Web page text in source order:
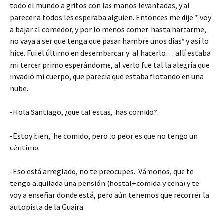
todo el mundo a gritos con las manos levantadas, y al
parecer a todos les esperaba alguien. Entonces me dije * voy
a bajar al comedor, y por lo menos comer hasta hartarme,
no vaya a ser que tenga que pasar hambre unos días* y así lo
hice. Fui el último en desembarcar y al hacerlo… allí estaba
mi tercer primo esperándome, al verlo fue tal la alegría que
invadió mi cuerpo, que parecía que estaba flotando en una
nube.
-Hola Santiago, ¿que tal estas, has comido?.
-Estoy bien, he comido, pero lo peor es que no tengo un
céntimo.
-Eso está arreglado, no te preocupes. Vámonos, que te
tengo alquilada una pensión (hostal+comida y cena) y te
voy a enseñar donde está, pero aún tenemos que recorrer la
autopista de la Guaira